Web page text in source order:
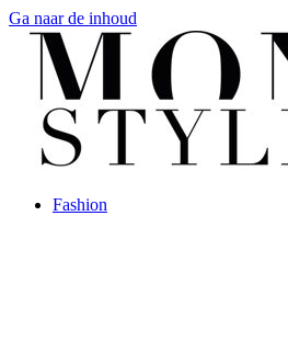
Ga naar de inhoud
Fashion